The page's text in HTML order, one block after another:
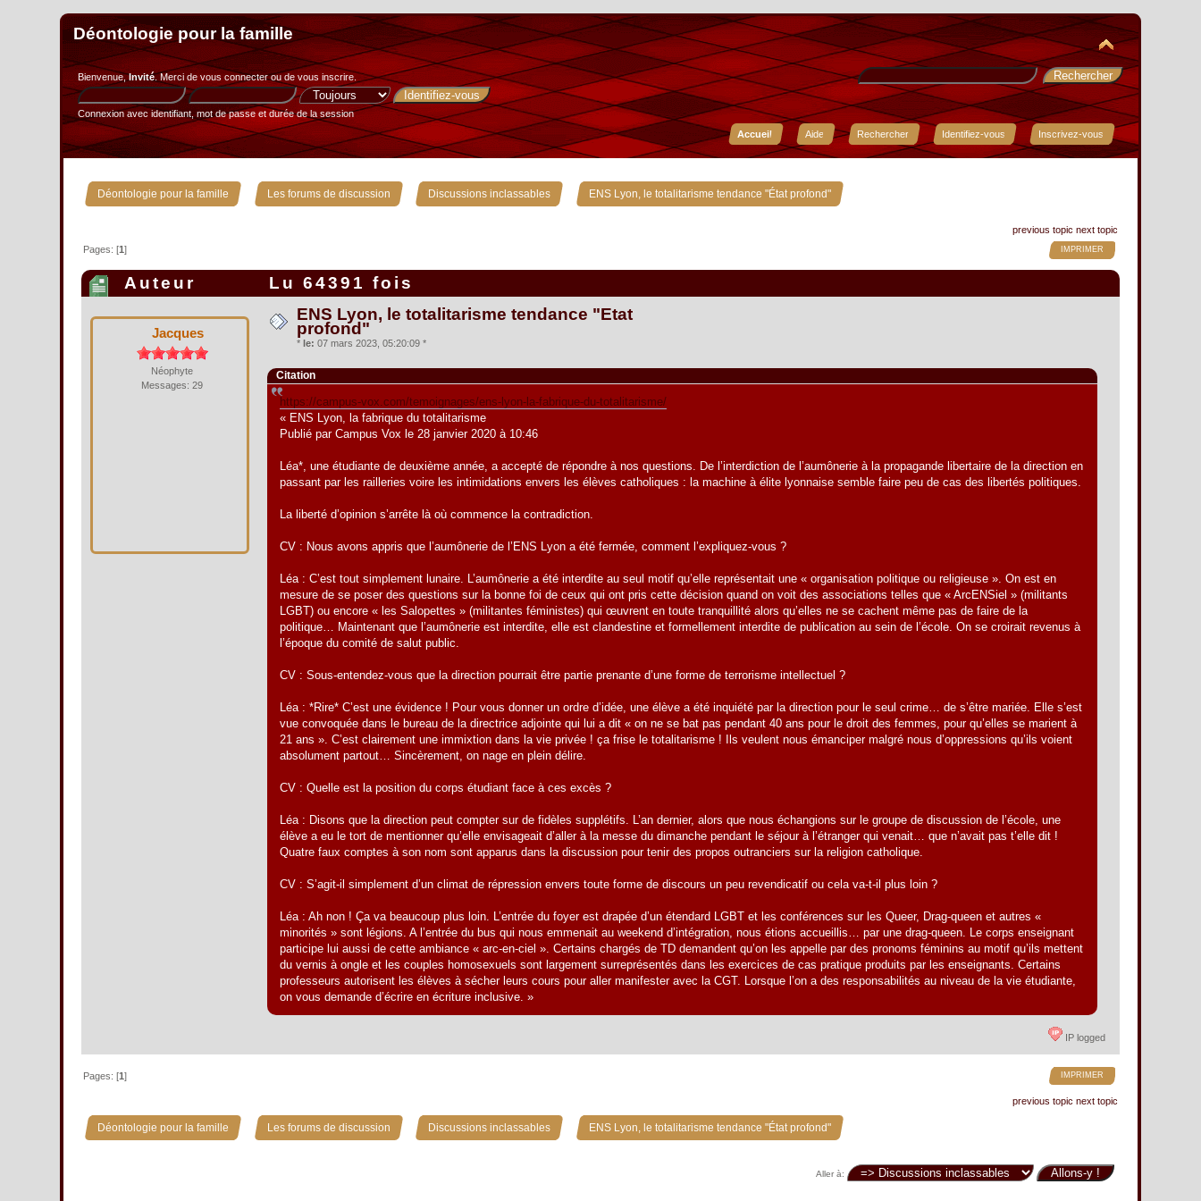
Déontologie pour la famille
Bienvenue,Invité. Merci devous connecterou devous inscrire.
Connexion avec identifiant, mot de passe et durée de la session
Accueil
Aide Rechercher Identifiez-vous Inscrivez-vous
Déontologie pour la famille » Les forums de discussion » Discussions inclassables » ENS Lyon, le totalitarisme tendance "État profond"
previous topic next topic
IMPRIMER
Pages: [1]
Auteur Lu 64391 fois
Jacques
Néophyte
Messages: 29
ENS Lyon, le totalitarisme tendance "État
profond"
* le: 07 mars 2023, 05:20:09 *
Citation
https://campus-vox.com/temoignages/ens-lyon-la-fabrique-du-totalitarisme/
« ENS Lyon, la fabrique du totalitarisme
Publié par Campus Vox le 28 janvier 2020 à 10:46
Léa*, une étudiante de deuxième année, a accepté de répondre à nos questions. De l’interdiction de l’aumônerie à la propagande libertaire de la direction en
passant par les railleries voire les intimidations envers les élèves catholiques : la machine à élite lyonnaise semble faire peu de cas des libertés politiques.
La liberté d’opinion s’arrête là où commence la contradiction.
CV : Nous avons appris que l’aumônerie de l’ENS Lyon a été fermée, comment l’expliquez-vous ?
Léa : C’est tout simplement lunaire. L’aumônerie a été interdite au seul motif qu’elle représentait une « organisation politique ou religieuse ». On est en
mesure de se poser des questions sur la bonne foi de ceux qui ont pris cette décision quand on voit des associations telles que « ArcENSiel » (militants
LGBT) ou encore « les Salopettes » (militantes féministes) qui œuvrent en toute tranquillité alors qu’elles ne se cachent même pas de faire de la
politique… Maintenant que l’aumônerie est interdite, elle est clandestine et formellement interdite de publication au sein de l’école. On se croirait revenus à
l’époque du comité de salut public.
CV : Sous-entendez-vous que la direction pourrait être partie prenante d’une forme de terrorisme intellectuel ?
Léa : *Rire* C’est une évidence ! Pour vous donner un ordre d’idée, une élève a été inquiété par la direction pour le seul crime… de s’être mariée. Elle s’est
vue convoquée dans le bureau de la directrice adjointe qui lui a dit « on ne se bat pas pendant 40 ans pour le droit des femmes, pour qu’elles se marient à
21 ans ». C’est clairement une immixtion dans la vie privée ! ça frise le totalitarisme ! Ils veulent nous émanciper malgré nous d’oppressions qu’ils voient
absolument partout… Sincèrement, on nage en plein délire.
CV : Quelle est la position du corps étudiant face à ces excès ?
Léa : Disons que la direction peut compter sur de fidèles supplétifs. L’an dernier, alors que nous échangions sur le groupe de discussion de l’école, une
élève a eu le tort de mentionner qu’elle envisageait d’aller à la messe du dimanche pendant le séjour à l’étranger qui venait… que n’avait pas t’elle dit !
Quatre faux comptes à son nom sont apparus dans la discussion pour tenir des propos outranciers sur la religion catholique.
CV : S’agit-il simplement d’un climat de répression envers toute forme de discours un peu revendicatif ou cela va-t-il plus loin ?
Léa : Ah non ! Ça va beaucoup plus loin. L’entrée du foyer est drapée d’un étendard LGBT et les conférences sur les Queer, Drag-queen et autres «
minorités » sont légions. A l’entrée du bus qui nous emmenait au weekend d’intégration, nous étions accueillis… par une drag-queen. Le corps enseignant
participe lui aussi de cette ambiance « arc-en-ciel ». Certains chargés de TD demandent qu’on les appelle par des pronoms féminins au motif qu’ils mettent
du vernis à ongle et les couples homosexuels sont largement surreprésentés dans les exercices de cas pratique produits par les enseignants. Certains
professeurs autorisent les élèves à sécher leurs cours pour aller manifester avec la CGT. Lorsque l’on a des responsabilités au niveau de la vie étudiante,
on vous demande d’écrire en écriture inclusive. »
IP logged
IMPRIMER
Pages: [1]
previous topic next topic
Déontologie pour la famille » Les forums de discussion » Discussions inclassables » ENS Lyon, le totalitarisme tendance "État profond"
Aller à: